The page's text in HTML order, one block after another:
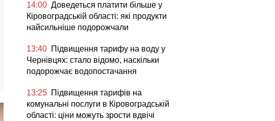
14:00 Доведеться платити більше у
Кіровоградській області: які продукти
найсильніше подорожчали
13:40 Підвищення тарифу на воду у
Чернівцях: стало відомо, наскільки
подорожчає водопостачання
13:25 Підвищення тарифів на
комунальні послуги в Кіровоградській
області: ціни можуть зрости вдвічі